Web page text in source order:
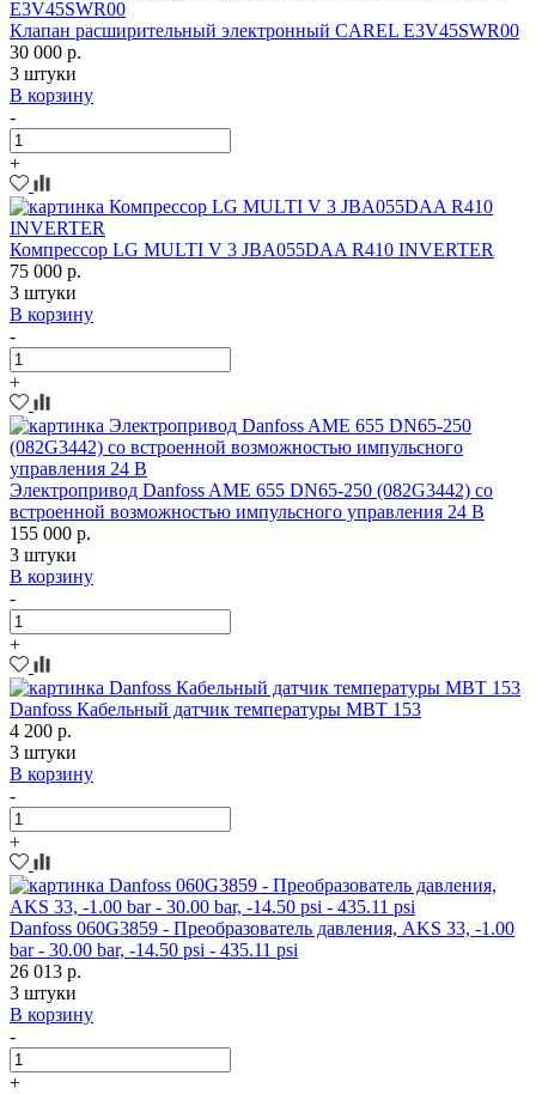
Клапан расширительный электронный CAREL E3V45SWR00
30 000 р.
3 штуки
В корзину
-
+
Компрессор LG MULTI V 3 JBA055DAA R410 INVERTER
75 000 р.
3 штуки
В корзину
-
+
Электропривод Danfoss AME 655 DN65-250 (082G3442) со
встроенной возможностью импульсного управления 24 B
155 000 р.
3 штуки
В корзину
-
+
Danfoss Кабельный датчик температуры MBT 153
4 200 р.
3 штуки
В корзину
-
+
Danfoss 060G3859 - Преобразователь давления, AKS 33, -1.00
bar - 30.00 bar, -14.50 psi - 435.11 psi
26 013 р.
3 штуки
В корзину
-
+